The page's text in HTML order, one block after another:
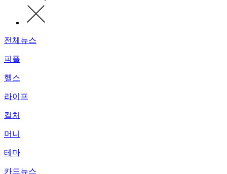
전체뉴스
피플
헬스
라이프
컬처
머니
테마
카드뉴스